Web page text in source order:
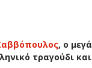
, ο
τραγούδι